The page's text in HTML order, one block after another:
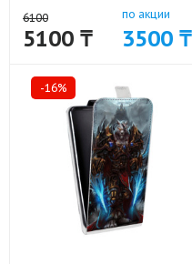
6100
5100 ₸
по акции
3500 ₸
-16%